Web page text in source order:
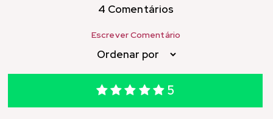
4 Comentários
Escrever Comentário
5